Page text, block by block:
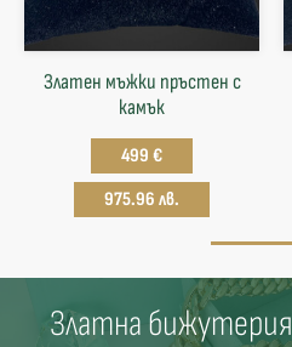
Златен мъжки пръстен с
камък
499 €
975.96 лв.
Златна бижутерия